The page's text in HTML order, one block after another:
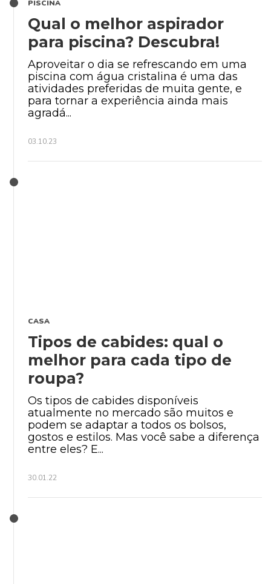
PISCINA
Qual o melhor aspirador
para piscina? Descubra!
Aproveitar o dia se refrescando em uma
piscina com água cristalina é uma das
atividades preferidas de muita gente, e
para tornar a experiência ainda mais
agradá...
03.10.23
CASA
Tipos de cabides: qual o
melhor para cada tipo de
roupa?
Os tipos de cabides disponíveis
atualmente no mercado são muitos e
podem se adaptar a todos os bolsos,
gostos e estilos. Mas você sabe a diferença
entre eles? E...
30.01.22